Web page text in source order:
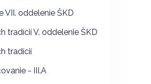
VII. oddelenie ŠKD
tradícií V. oddelenie ŠKD
tradícií
- III.A